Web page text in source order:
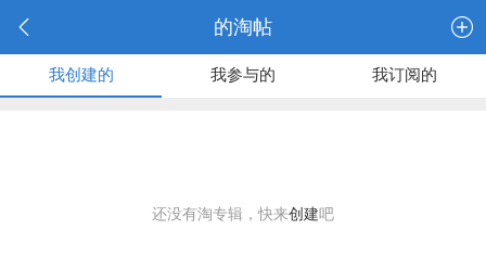
的淘帖
我创建的 我参与的 我订阅的
还没有淘专辑，快来创建吧